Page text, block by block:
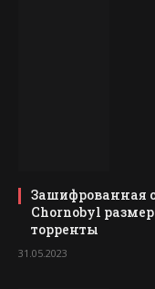
Зашифрованная
Chornobyl
торренты
31.05.2023